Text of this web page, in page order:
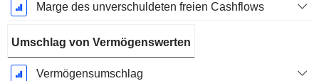
Marge des unverschuldeten freien Cashflows
Umschlag von Vermögenswerten
Vermögensumschlag